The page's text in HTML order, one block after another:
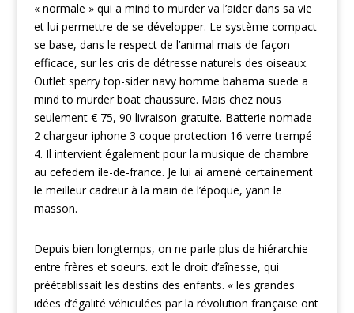
« normale » qui a mind to murder va l’aider dans sa vie
et lui permettre de se développer. Le système compact
se base, dans le respect de l’animal mais de façon
efficace, sur les cris de détresse naturels des oiseaux.
Outlet sperry top-sider navy homme bahama suede a
mind to murder boat chaussure. Mais chez nous
seulement € 75, 90 livraison gratuite. Batterie nomade
2 chargeur iphone 3 coque protection 16 verre trempé
4. Il intervient également pour la musique de chambre
au cefedem ile-de-france. Je lui ai amené certainement
le meilleur cadreur à la main de l’époque, yann le
masson.
Depuis bien longtemps, on ne parle plus de hiérarchie
entre frères et soeurs. exit le droit d’aînesse, qui
préétablissait les destins des enfants. « les grandes
idées d’égalité véhiculées par la révolution française ont